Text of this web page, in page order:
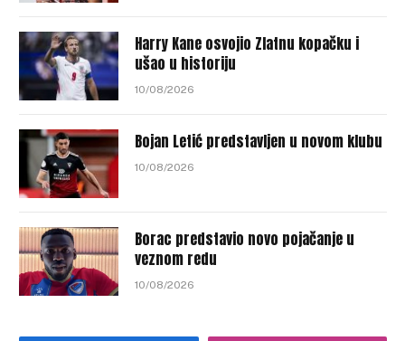
Harry Kane osvojio Zlatnu kopačku i
ušao u historiju
10/08/2026
Bojan Letić predstavljen u novom klubu
10/08/2026
Borac predstavio novo pojačanje u
veznom redu
10/08/2026